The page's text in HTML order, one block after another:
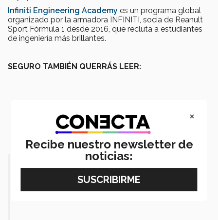
Infiniti Engineering Academy es un programa global
organizado por la armadora INFINITI, socia de Reanult
Sport Fórmula 1 desde 2016, que recluta a estudiantes
de ingeniería más brillantes.
SEGURO TAMBIÉN QUERRÁS LEER:
×
Recibe nuestro newsletter de
noticias: